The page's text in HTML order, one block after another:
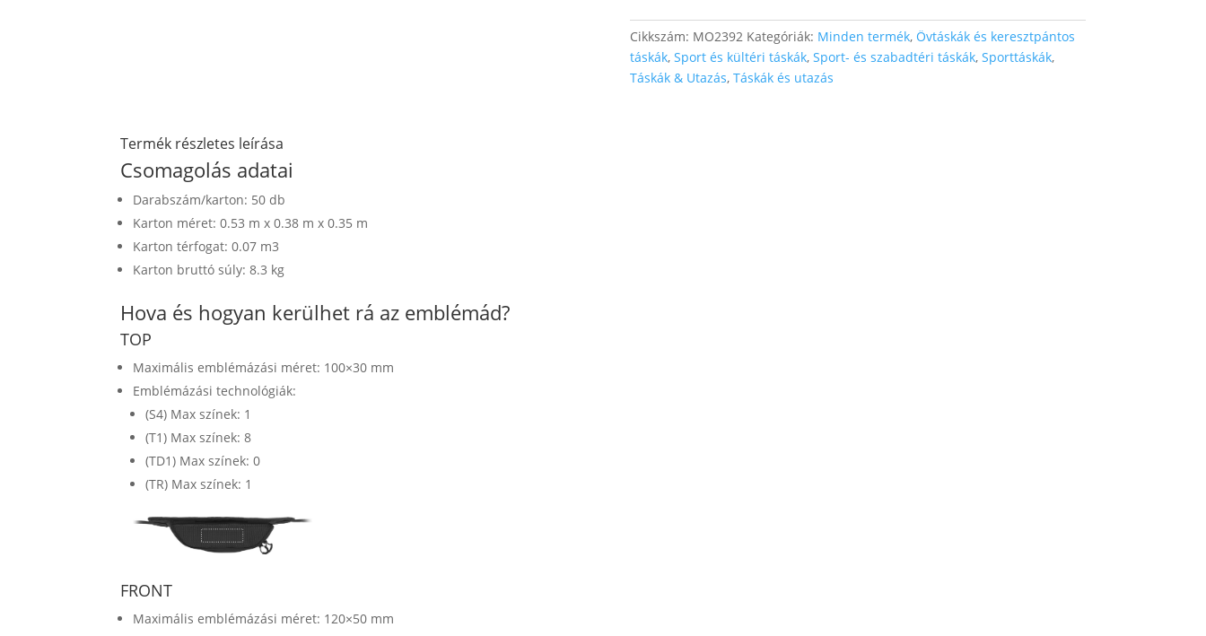
Cikkszám: MO2392 Kategóriák: Minden termék, Övtáskák és keresztpántos
táskák, Sport és kültéri táskák, Sport- és szabadtéri táskák, Sporttáskák,
Táskák & Utazás, Táskák és utazás
Termék részletes leírása
Csomagolás adatai
Darabszám/karton: 50 db
Karton méret: 0.53 m x 0.38 m x 0.35 m
Karton térfogat: 0.07 m3
Karton bruttó súly: 8.3 kg
Hova és hogyan kerülhet rá az emblémád?
TOP
Maximális emblémázási méret: 100×30 mm
Emblémázási technológiák:
(S4) Max színek: 1
(T1) Max színek: 8
(TD1) Max színek: 0
(TR) Max színek: 1
FRONT
Maximális emblémázási méret: 120×50 mm